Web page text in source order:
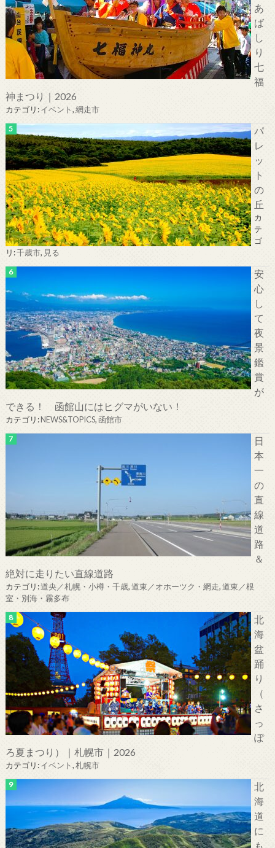
あ
ば
し
り
七
福
神まつり｜2026
カテゴリ:イベント,網走市
パ
レ
ッ
ト
の
丘
カ
テ
ゴ
リ:千歳市, 見る
安
心
し
て
夜
景
鑑
賞
が
できる！ 函館山にはヒグマがいない！
カテゴリ:NEWS&TOPICS,函館市
日
本
一
の
直
線
道
路
＆
絶対に走りたい直線道路
カテゴリ:道央／札幌・小樽・千歳,道東／オホーツク・網走,道東／根
室・別海・霧多布
北
海
盆
踊
り
（
さ
っ
ぽ
ろ夏まつり）｜札幌市｜2026
カテゴリ:イベント,札幌市
北
海
道
に
も